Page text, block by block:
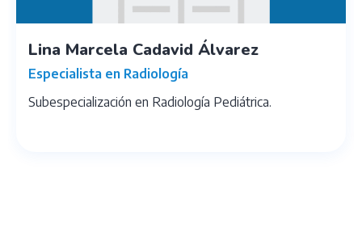
Lina Marcela Cadavid Álvarez
Especialista en Radiología
Subespecialización en Radiología Pediátrica.